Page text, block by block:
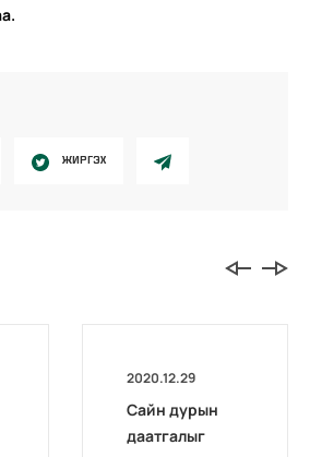
ЖИРГЭХ
2020.12.29
Сайн дурын
даатгалыг